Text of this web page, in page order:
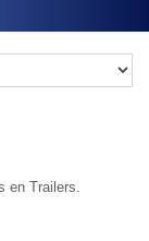
en Trailers.